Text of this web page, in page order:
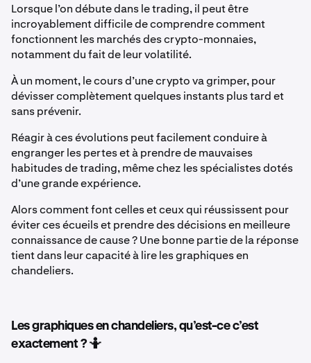
Lorsque l’on débute dans le trading, il peut être
incroyablement difficile de comprendre comment
fonctionnent les marchés des crypto-monnaies,
notamment du fait de leur volatilité.
À un moment, le cours d’une crypto va grimper, pour
dévisser complètement quelques instants plus tard et
sans prévenir.
Réagir à ces évolutions peut facilement conduire à
engranger les pertes et à prendre de mauvaises
habitudes de trading, même chez les spécialistes dotés
d’une grande expérience.
Alors comment font celles et ceux qui réussissent pour
éviter ces écueils et prendre des décisions en meilleure
connaissance de cause ? Une bonne partie de la réponse
tient dans leur capacité à lire les graphiques en
chandeliers.
Les graphiques en chandeliers, qu’est-ce c’est
exactement ? 🤷